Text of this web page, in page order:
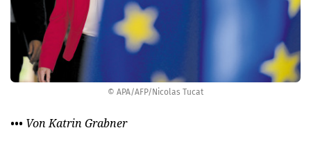
© APA/AFP/Nicolas Tucat
••• Von Katrin Grabner